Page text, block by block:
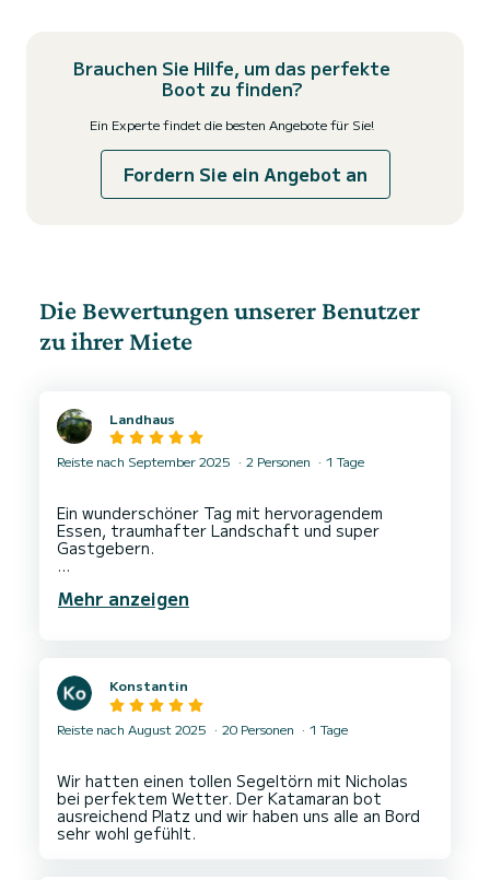
Brauchen Sie Hilfe, um das perfekte
Boot zu finden?
Ein Experte findet die besten Angebote für Sie!
Fordern Sie ein Angebot an
Die Bewertungen unserer Benutzer
zu ihrer Miete
Landhaus
Reiste nach September 2025 2 Personen 1 Tage
Ein wunderschöner Tag mit hervoragendem
Essen, traumhafter Landschaft und super
Gastgebern.
Stan sich zu einem - dann sogar erfolgreichen -
Mehr anzeigen
Konstantin
Reiste nach August 2025 20 Personen 1 Tage
Wir hatten einen tollen Segeltörn mit Nicholas
bei perfektem Wetter. Der Katamaran bot
ausreichend Platz und wir haben uns alle an Bord